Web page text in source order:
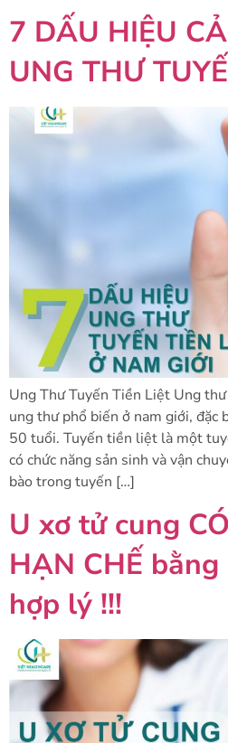
7 DẤU HIỆU
UNG THƯ
Ung Thư Tuyến Tiền Liệt Ung
ung thư phổ biến ở nam giới, đặc
50 tuổi. Tuyến tiền liệt là một
có chức năng sản sinh và vận
bào trong tuyến […]
U xơ tử cung
HẠN CHẾ bằng
hợp lý !!!